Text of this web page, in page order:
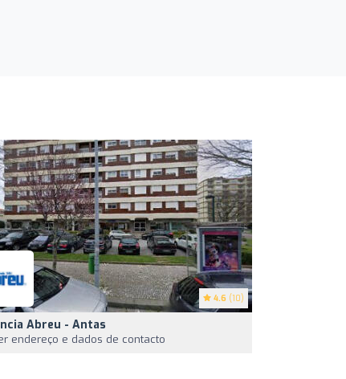
4.6 (10)
Abreu - Antas
endereço e dados de contacto